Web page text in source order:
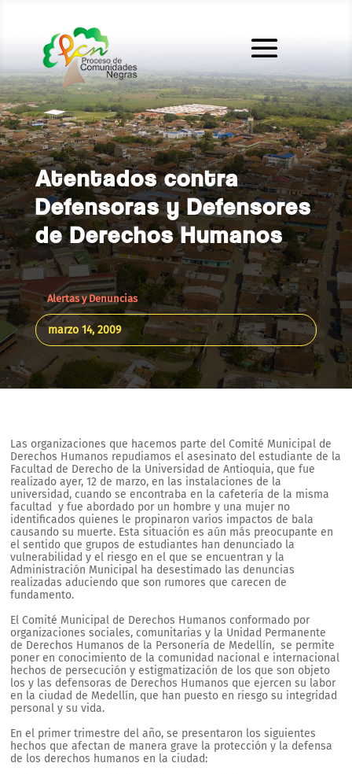
Atentados contra
Defensoras y Defensores
de Derechos Humanos
Alertas y Denuncias
marzo 14, 2009
Las organizaciones que hacemos parte del Comité Municipal de
Derechos Humanos repudiamos el asesinato del estudiante de la
Facultad de Derecho de la Universidad de Antioquia, que fue
realizado ayer, 12 de marzo, en las instalaciones de la
universidad, cuando se encontraba en la cafetería de la misma
facultad y fue abordado por un hombre y una mujer no
identificados quienes le propinaron varios impactos de bala
causando su muerte. Esta situación es aún más preocupante en
el sentido que grupos de estudiantes han denunciado la
vulnerabilidad y el riesgo en el que se encuentran y la
Administración Municipal ha desestimado las denuncias
realizadas aduciendo que son rumores que carecen de
fundamento.
El Comité Municipal de Derechos Humanos conformado por
organizaciones sociales, comunitarias y la Unidad Permanente
de Derechos Humanos de la Personería de Medellín, se permite
poner en conocimiento de la comunidad nacional e internacional
hechos de persecución y estigmatización de los que son objeto
los y las defensoras de Derechos Humanos que ejercen su labor
en la ciudad de Medellín, que han puesto en riesgo su integridad
personal y su vida.
En el primer trimestre del año, se presentaron los siguientes
hechos que afectan de manera grave la protección y la defensa
de los derechos humanos en la ciudad: